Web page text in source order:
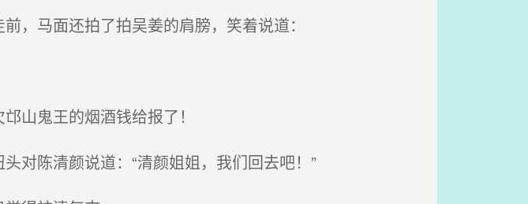
，马面还拍了拍吴姜的肩膀，笑着说道：
山鬼王的烟酒钱给报了！
对陈清颜说道：“清颜姐姐，我们回去吧！”